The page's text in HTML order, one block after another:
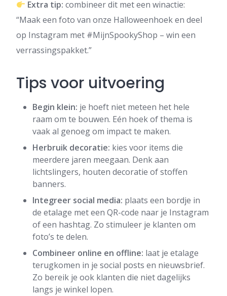
Extra tip: combineer dit met een winactie:
“Maak een foto van onze Halloweenhoek en deel
op Instagram met #MijnSpookyShop – win een
verrassingspakket.”
Tips voor uitvoering
Begin klein: je hoeft niet meteen het hele
raam om te bouwen. Eén hoek of thema is
vaak al genoeg om impact te maken.
Herbruik decoratie: kies voor items die
meerdere jaren meegaan. Denk aan
lichtslingers, houten decoratie of stoffen
banners.
Integreer social media: plaats een bordje in
de etalage met een QR-code naar je Instagram
of een hashtag. Zo stimuleer je klanten om
foto’s te delen.
Combineer online en offline: laat je etalage
terugkomen in je social posts en nieuwsbrief.
Zo bereik je ook klanten die niet dagelijks
langs je winkel lopen.